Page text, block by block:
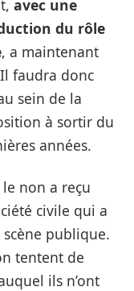
avec une
du rôle
, a maintenant
faudra donc
sein de la
à sortir du
années.
non a reçu
civile qui a
publique.
tentent de
ils n’ont